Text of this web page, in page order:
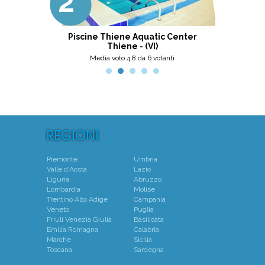
Ottima scelta, nel pinerolese il
meglio, secondo me.
Piscine Thiene Aquatic Center
Thiene - (VI)
Media voto 4,8 da 6 votanti
Piemonte
Valle d'Aosta
Liguria
Lombardia
Trentino Alto Adige
Veneto
Friuli Venezia Giulia
Emilia Romagna
Marche
Toscana
Umbria
Lazio
Abruzzo
Molise
Campania
Puglia
Basilicata
Calabria
Sicilia
Sardegna